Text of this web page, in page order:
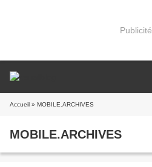
Publicité
Accueil » MOBILE.ARCHIVES
MOBILE.ARCHIVES